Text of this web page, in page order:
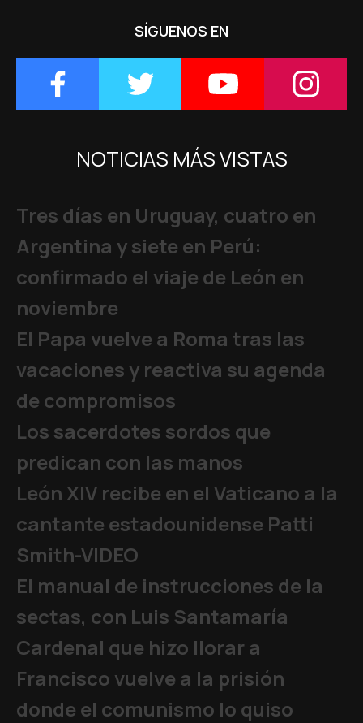
SÍGUENOS EN
NOTICIAS MÁS VISTAS
Tres días en Uruguay, cuatro en
Argentina y siete en Perú:
confirmado el viaje de León en
noviembre
El Papa vuelve a Roma tras las
vacaciones y reactiva su agenda
de compromisos
Los sacerdotes sordos que
predican con las manos
León XIV recibe en el Vaticano a la
cantante estadounidense Patti
Smith-VIDEO
El manual de instrucciones de la
sectas, con Luis Santamaría
Cardenal que hizo llorar a
Francisco vuelve a la prisión
donde el comunismo lo quiso